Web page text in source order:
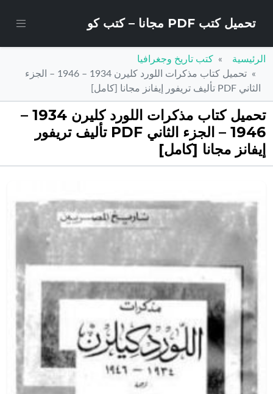
تحميل كتب PDF مجانا – كتب كو
الرئيسية
كتب تاريخ وجغرافيا
تحميل كتاب مذكرات اللورد كليرن 1934 – 1946 – الجزء
الثاني PDF تأليف تريفور إيفانز مجانا [كامل]
تحميل كتاب مذكرات اللورد كليرن 1934 –
1946 – الجزء الثاني PDF تأليف تريفور
إيفانز مجانا [كامل]